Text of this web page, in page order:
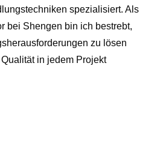
spezialisiert. Als
bei Shengen bin ich bestrebt,
zu lösen
in jedem Projekt